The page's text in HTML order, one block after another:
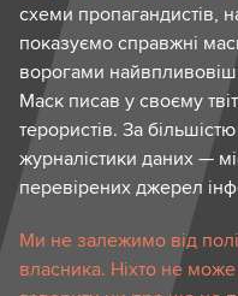
схеми пропагандистів,
показуємо справжні
ворогами
Маск писав у своєму
терористів. За
журналістики даних —
перевірених джерел
Ми не залежимо від
власника. Ніхто не